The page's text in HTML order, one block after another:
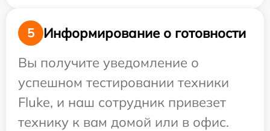
5
Информирование о готовности
Вы получите уведомление о
успешном тестировании техники
Fluke, и наш сотрудник привезет
технику к вам домой или в офис.